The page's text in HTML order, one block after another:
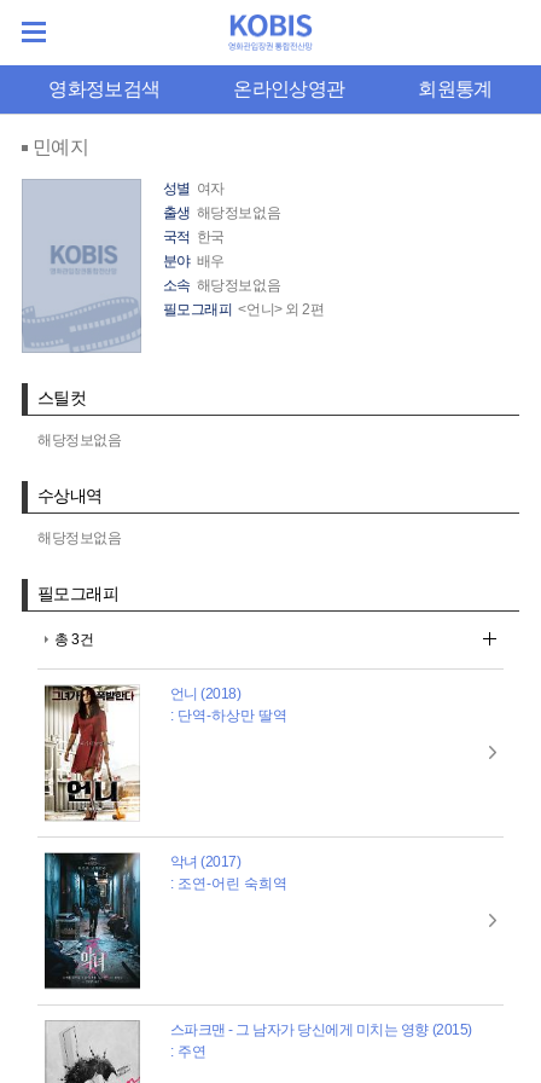
영화정보검색 온라인상영관 회원통계
민예지
성별 여자
출생 해당정보없음
국적 한국
분야 배우
소속 해당정보없음
필모그래피 <언니> 외 2편
스틸컷
해당정보없음
수상내역
해당정보없음
필모그래피
총 3건
언니 (2018)
: 단역-하상만 딸역
악녀 (2017)
: 조연-어린 숙희역
스파크맨 - 그 남자가 당신에게 미치는 영향 (2015)
: 주연